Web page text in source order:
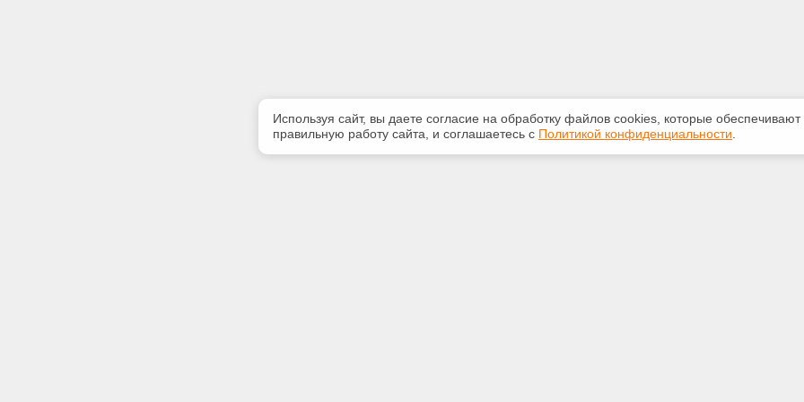
Используя сайт, вы даете согласие на обработку файлов сооkiеs, которые обеспечивают
правильную работу сайта, и соглашаетесь с Политикой конфиденциальности